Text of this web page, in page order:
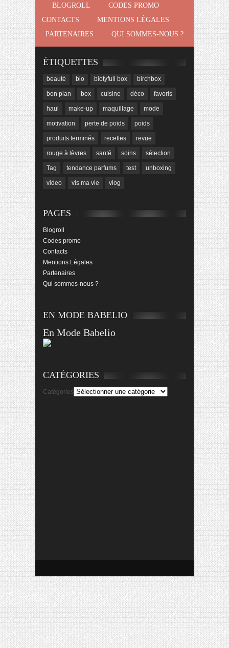
BLOGROLL
CODES PROMO
CONTACTS
MENTIONS LÉGALES
PARTENAIRES
QUI SOMMES-NOUS ?
ÉTIQUETTES
beauté bio biotyfull box birchbox
bon plan box cuisine déco favoris
haul make-up maquillage mode
motivation perte de poids poids
produits terminés recettes revue
rouge à lèvres santé soins sélection
Tag tendance parfums test unboxing
video vis ma vie vlog
PAGES
Blogroll
Codes promo
Contacts
Mentions Légales
Partenaires
Qui sommes-nous ?
EN MODE BABELIO
En Mode Babelio
CATÉGORIES
Catégories